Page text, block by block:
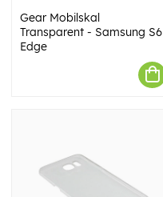
Gear Mobilskal
Transparent - Samsung S6
Edge